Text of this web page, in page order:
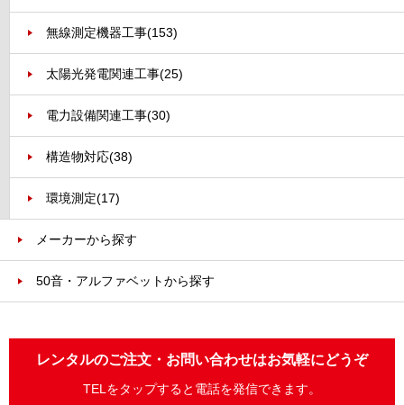
無線測定機器工事(153)
太陽光発電関連工事(25)
電力設備関連工事(30)
構造物対応(38)
環境測定(17)
メーカーから探す
50音・アルファベットから探す
レンタルのご注文・お問い合わせはお気軽にどうぞ
TELをタップすると電話を発信できます。